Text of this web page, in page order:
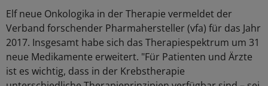
Elf neue Onkologika in der Therapie vermeldet der
Verband forschender Pharmahersteller (vfa) für das Jahr
2017. Insgesamt habe sich das Therapiespektrum um 31
neue Medikamente erweitert. "Für Patienten und Ärzte
ist es wichtig, dass in der Krebstherapie